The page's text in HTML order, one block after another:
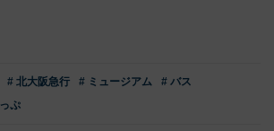
# 北大阪急行 # ミュージアム
# バス
ぷ